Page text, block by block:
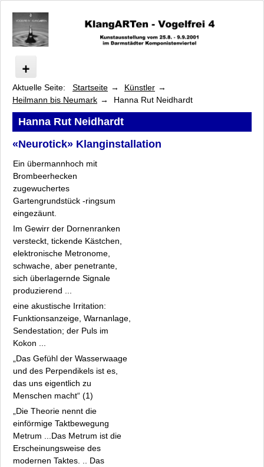
Vogelfrei
Programm
Künstler
Arsem bis Franke-Schafarczyk
Heilmann bis Neumark
Jörn Heilmann
Barbara Heller
Luise Heuter
Eva Laila Hilsen
Hanne Junghans
Hans Michael Kissel
Marianne Knebel
Petia Knebel
Detlef Kraft
Martin Kürschner
Freia Leonhard
Manuela Liszewski
Arkad Mandrisch
Hanna Rut Neidhardt
Thomas Neumaier
Devora Neumark
Oellers bis Zeidler
Fakten
Archiv
Aktuelle Seite: Startseite
Künstler
Heilmann bis Neumark
Hanna Rut Neidhardt
Hanna Rut Neidhardt
«Neurotick» Klanginstallation
Ein übermannhoch mit
Brombeerhecken
zugewuchertes
Gartengrundstück -ringsum
eingezäunt.
Im Gewirr der Dornenranken
versteckt, tickende Kästchen,
elektronische Metronome,
schwache, aber penetrante,
sich überlagernde Signale
produzierend ...
eine akustische Irritation:
Funktionsanzeige, Warnanlage,
Sendestation; der Puls im
Kokon ...
„Das Gefühl der Wasserwaage
und des Perpendikels ist es,
das uns eigentlich zu
Menschen macht“ (1)
„Die Theorie nennt die
einförmige Taktbewegung
Metrum ...Das Metrum ist die
Erscheinungsweise des
modernen Taktes. .. Das